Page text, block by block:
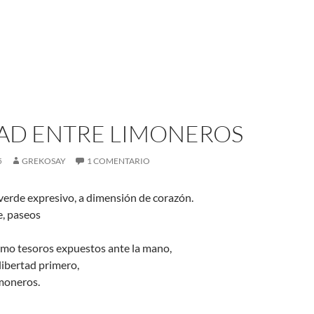
ENTRE LIMONEROS
GREKOSAY 1 COMENTARIO
expresivo, a dimensión de corazón.
paseos
tesoros expuestos ante la mano,
primero,